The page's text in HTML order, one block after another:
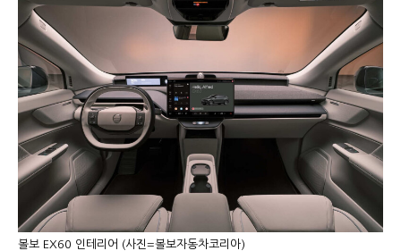
볼보 EX60 인테리어 (사진=볼보자동차코리아)